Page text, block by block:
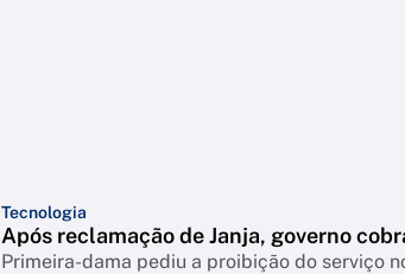
Tecnologia
Após reclamação de Janja, governo
Primeira-dama pediu a proibição do serviço